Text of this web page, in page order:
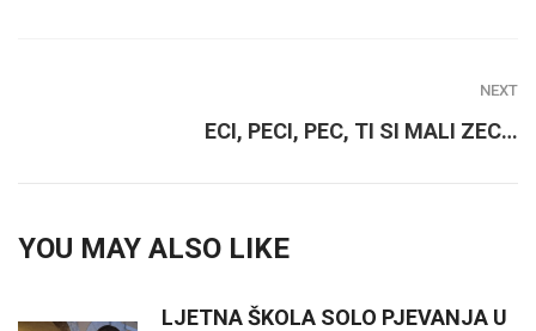
NEXT
ECI, PECI, PEC, TI SI MALI ZEC…
YOU MAY ALSO LIKE
LJETNA ŠKOLA SOLO PJEVANJA U